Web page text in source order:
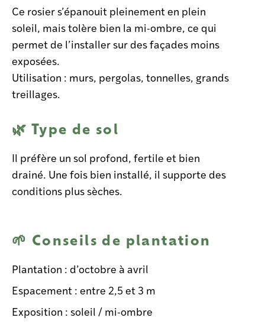
Ce rosier s’épanouit pleinement en plein
soleil, mais tolère bien la mi-ombre, ce qui
permet de l’installer sur des façades moins
exposées.
Utilisation : murs, pergolas, tonnelles, grands
treillages.
🌿 Type de sol
Il préfère un sol profond, fertile et bien
drainé. Une fois bien installé, il supporte des
conditions plus sèches.
🌱 Conseils de plantation
Plantation : d’octobre à avril
Espacement : entre 2,5 et 3 m
Exposition : soleil / mi-ombre